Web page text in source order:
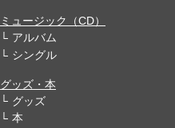
ミュージック（CD）
アルバム
シングル
グッズ・本
グッズ
本